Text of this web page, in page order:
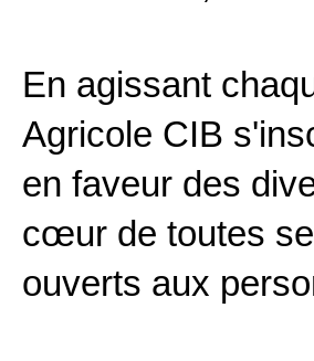
En agissant
Agricole CIB
en faveur des
cœur de toutes
ouverts aux